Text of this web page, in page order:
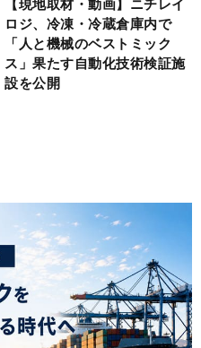
ロジ、冷凍・冷蔵倉庫内で
「人と機械のベストミック
ス」果たす自動化技術検証施
設を公開